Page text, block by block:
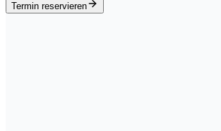
Termin reservieren